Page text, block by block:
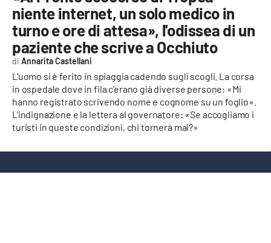
LAC ONAIR
LaC
Network
LACPLAY.IT
LACTV.IT
niente internet, un solo medico in
turno e ore di attesa», l'odissea di un
paziente che scrive a Occhiuto
L'uomo si è ferito in spiaggia cadendo sugli scogli. La corsa
in ospedale dove in fila c'erano già diverse persone: «Mi
hanno registrato scrivendo nome e cognome su un foglio».
L'indignazione e la lettera al governatore: «Se accogliamo i
turisti in queste condizioni, chi tornerà mai?»
Annarita Castellani